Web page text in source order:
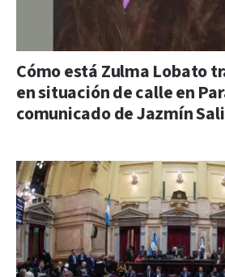
Cómo está Zulma Lobato
en situación de calle en
comunicado de Jazmín